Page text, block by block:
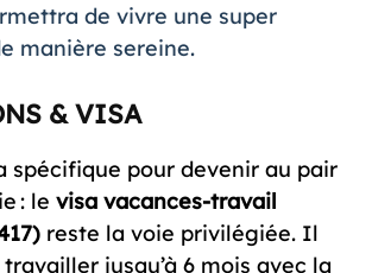
de vivre une super
manière sereine.
& VISA
spécifique pour devenir au pair
: le visa vacances-travail
reste la voie privilégiée. Il
jusqu’à 6 mois avec la